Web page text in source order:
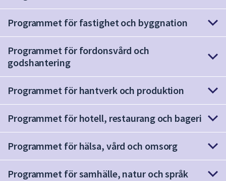
att
navigera
mellan
sökförslagen
för
att
något
av
dem.
Programmet för fastighet och byggnation
Programmet för fordonsvård och
godshantering
Programmet för hantverk och produktion
Programmet för hotell, restaurang och bageri
Programmet för hälsa, vård och omsorg
Programmet för samhälle, natur och språk